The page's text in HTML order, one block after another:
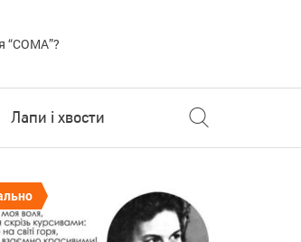
Лапи і хвости